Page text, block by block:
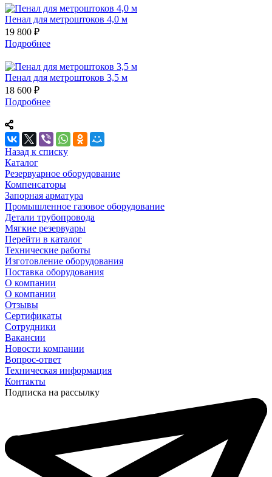
Пенал для метроштоков 4,0 м
19 800 ₽
Подробнее
Пенал для метроштоков 3,5 м
18 600 ₽
Подробнее
Назад к списку
Каталог
Резервуарное оборудование
Компенсаторы
Запорная арматура
Промышленное газовое оборудование
Детали трубопровода
Мягкие резервуары
Перейти в каталог
Технические работы
Изготовление оборудования
Поставка оборудования
О компании
О компании
Отзывы
Сертификаты
Сотрудники
Вакансии
Новости компании
Вопрос-ответ
Техническая информация
Контакты
Подписка на рассылку